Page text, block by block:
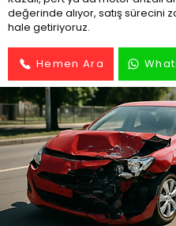
değerinde alıyor, satış sürecini
hale getiriyoruz.
Hemen Ara